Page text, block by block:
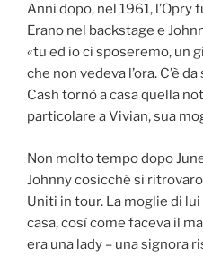
Anni dopo, nel 1961, l’Opry
Erano nel backstage e
«tu ed io ci sposeremo, un
che non vedeva l’ora. C’è
Cash tornò a casa quella
particolare a Vivian, sua
Non molto tempo dopo
Johnny cosicché si
Uniti in tour. La moglie di
casa, così come faceva il
era una lady – una signora